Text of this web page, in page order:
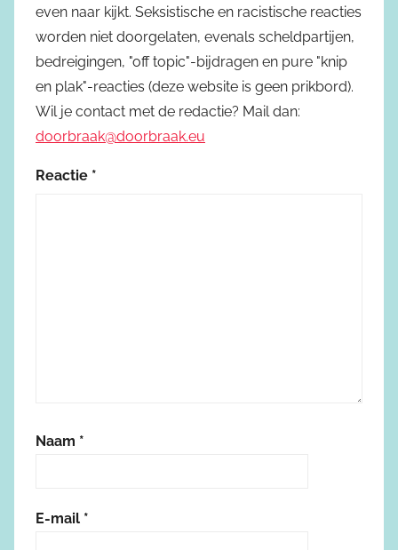
even naar kijkt. Seksistische en racistische reacties
worden niet doorgelaten, evenals scheldpartijen,
bedreigingen, "off topic"-bijdragen en pure "knip
en plak"-reacties (deze website is geen prikbord).
Wil je contact met de redactie? Mail dan:
doorbraak@doorbraak.eu
Reactie *
Naam *
E-mail *